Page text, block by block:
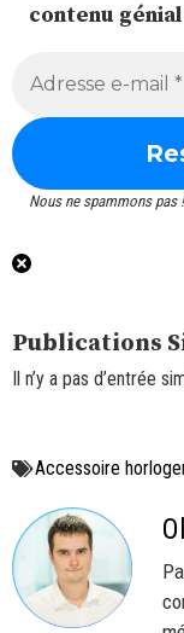
contenu
Nous ne spammons pas
Publications
Il n’y a pas d’entrée
Accessoire